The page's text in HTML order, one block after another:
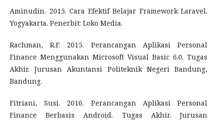
Aminudin. 2015. Cara Efektif Belajar Framework Laravel.
Yogyakarta. Penerbit: Loko Media.
Rachman, R.F. 2015. Perancangan Aplikasi Personal
Finance Menggunakan Microsoft Visual Basic 6.0. Tugas
Akhir. Jurusan Akuntansi Politeknik Negeri Bandung,
Bandung.
Fitriani, Susi. 2016. Perancangan Aplikasi Personal
Finance Berbasis Android. Tugas Akhir. Jurusan